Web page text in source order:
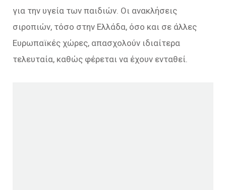
για την υγεία των παιδιών. Οι ανακλήσεις
σιροπιών, τόσο στην Ελλάδα, όσο και σε άλλες
Ευρωπαϊκές χώρες, απασχολούν ιδιαίτερα
τελευταία, καθώς φέρεται να έχουν ενταθεί.